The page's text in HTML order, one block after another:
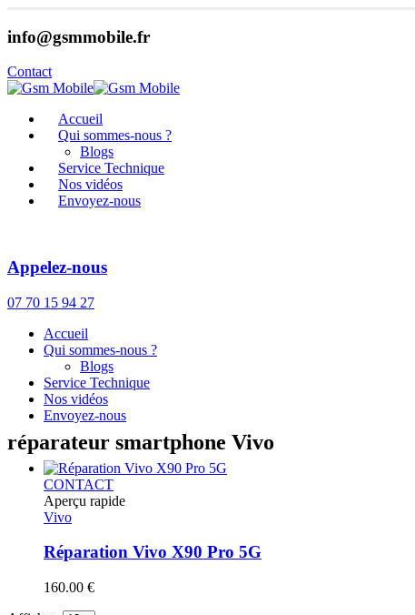
info@gsmmobile.fr
Contact
Accueil
Qui sommes-nous ?
Blogs
Service Technique
Nos vidéos
Envoyez-nous
Appelez-nous
07 70 15 94 27
Accueil
Qui sommes-nous ?
Blogs
Service Technique
Nos vidéos
Envoyez-nous
réparateur smartphone Vivo
CONTACT
Aperçu rapide
Vivo
Réparation Vivo X90 Pro 5G
160.00 €